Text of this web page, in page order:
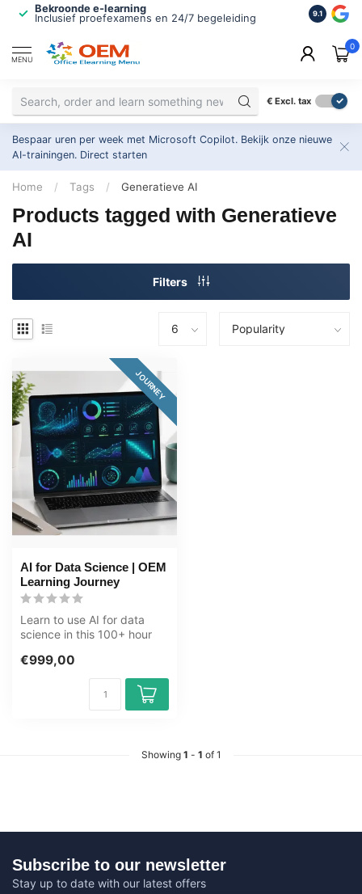
Bekroonde e-learning
Inclusief proefexamens en 24/7 begeleiding
ISO
2.500+
9.1
MENU
0
€ Excl. tax
Bespaar uren per week met Microsoft Copilot. Bekijk onze nieuwe
AI-trainingen. Direct starten
Home / Tags / Generatieve AI
Products tagged with Generatieve
AI
Filters
JOURNEY
AI for Data Science | OEM
Learning Journey
Learn to use AI for data
science in this 100+ hour
fu...
€999,00
Showing 1 - 1 of 1
Subscribe to our newsletter
Stay up to date with our latest offers